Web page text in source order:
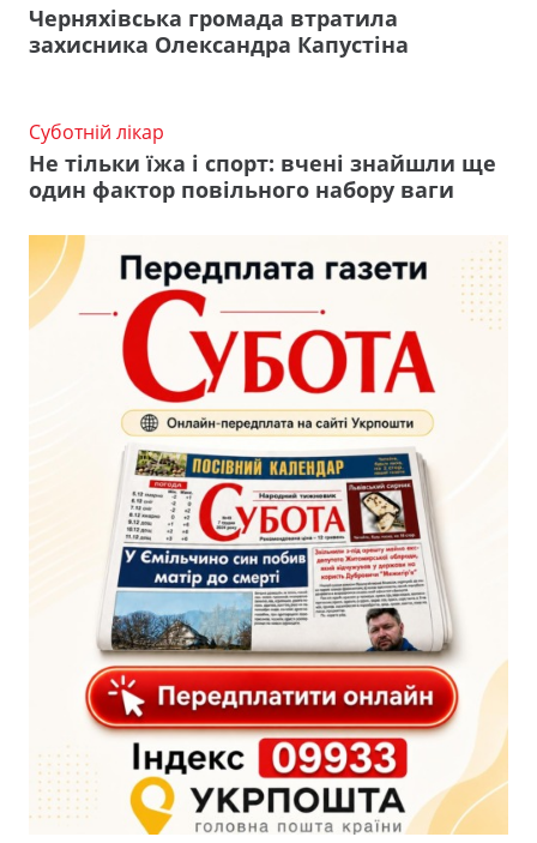
Черняхівська громада втратила
захисника Олександра Капустіна
Суботній лікар
Не тільки їжа і спорт: вчені знайшли ще
один фактор повільного набору ваги